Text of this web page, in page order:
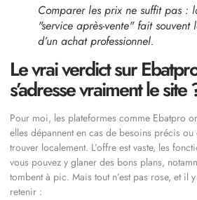
Comparer les prix ne suffit pas :
service après-vente fait souvent
d’un achat professionnel.
Le vrai verdict sur
s’adresse vraiment le site
Pour moi, les plateformes comme Ebatpro
elles dépannent en cas de besoins précis
trouver localement. L’offre est vaste, les
vous pouvez y glaner des bons plans,
tombent à pic. Mais tout n’est pas rose, et il
retenir :